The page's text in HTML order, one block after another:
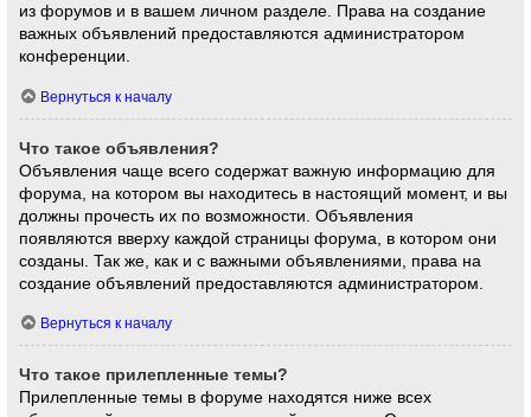
из форумов и в вашем личном разделе. Права на создание
важных объявлений предоставляются администратором
конференции.
Вернуться к началу
Что такое объявления?
Объявления чаще всего содержат важную информацию для
форума, на котором вы находитесь в настоящий момент, и вы
должны прочесть их по возможности. Объявления
появляются вверху каждой страницы форума, в котором они
созданы. Так же, как и с важными объявлениями, права на
создание объявлений предоставляются администратором.
Вернуться к началу
Что такое прилепленные темы?
Прилепленные темы в форуме находятся ниже всех